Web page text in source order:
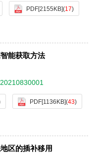
PDF[2155KB](17)
能获取方法
PDF[1136KB](43)
区的插补移用